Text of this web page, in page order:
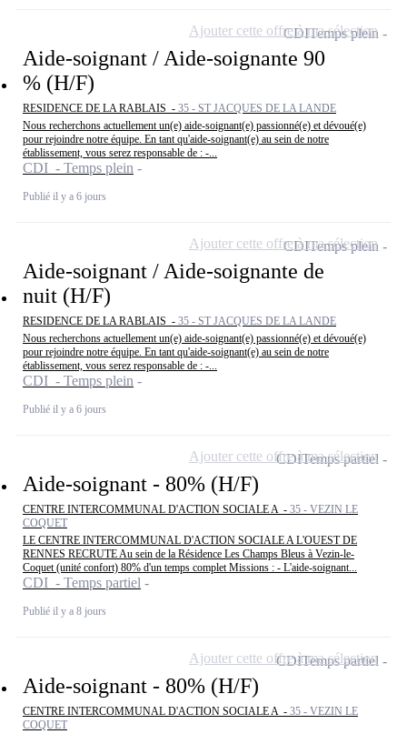
Aide-soignant / Aide-soignante 90
% (H/F)
RESIDENCE DE LA RABLAIS - 35 - ST JACQUES DE LA LANDE
Nous recherchons actuellement un(e) aide-soignant(e) passionné(e) et dévoué(e)
pour rejoindre notre équipe. En tant qu'aide-soignant(e) au sein de notre
établissement, vous serez responsable de : -...
CDI - Temps plein
Publié il y a 6 jours
CDITemps plein
Ajouter cette offre à ma sélection
Aide-soignant / Aide-soignante de
nuit (H/F)
RESIDENCE DE LA RABLAIS - 35 - ST JACQUES DE LA LANDE
Nous recherchons actuellement un(e) aide-soignant(e) passionné(e) et dévoué(e)
pour rejoindre notre équipe. En tant qu'aide-soignant(e) au sein de notre
établissement, vous serez responsable de : -...
CDI - Temps plein
Publié il y a 6 jours
CDITemps plein
Ajouter cette offre à ma sélection
Aide-soignant - 80% (H/F)
CENTRE INTERCOMMUNAL D'ACTION SOCIALE A - 35 - VEZIN LE
COQUET
LE CENTRE INTERCOMMUNAL D'ACTION SOCIALE A L'OUEST DE
RENNES RECRUTE Au sein de la Résidence Les Champs Bleus à Vezin-le-
Coquet (unité confort) 80% d'un temps complet Missions : - L'aide-soignant...
CDI - Temps partiel
Publié il y a 8 jours
CDITemps partiel
Ajouter cette offre à ma sélection
Aide-soignant - 80% (H/F)
CENTRE INTERCOMMUNAL D'ACTION SOCIALE A - 35 - VEZIN LE
COQUET
CDITemps partiel
Ajouter cette offre à ma sélection